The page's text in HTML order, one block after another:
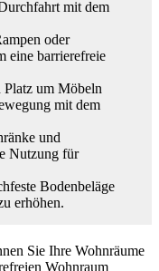
mit dem
oder
eine barrierefreie
Platz um Möbeln
mit dem
und
Nutzung für
Bodenbeläge
erhöhen.
Sie Ihre Wohnräume
Wohnraum